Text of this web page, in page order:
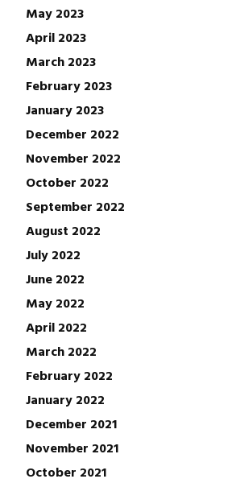
May 2023
April 2023
March 2023
February 2023
January 2023
December 2022
November 2022
October 2022
September 2022
August 2022
July 2022
June 2022
May 2022
April 2022
March 2022
February 2022
January 2022
December 2021
November 2021
October 2021